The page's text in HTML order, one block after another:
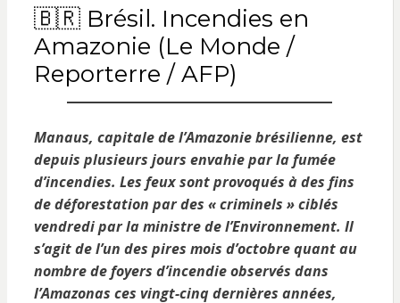
ON
🇧🇷 Brésil. Incendies en
Amazonie (Le Monde /
Reporterre / AFP)
Manaus, capitale de l’Amazonie brésilienne, est
depuis plusieurs jours envahie par la fumée
d’incendies. Les feux sont provoqués à des fins
de déforestation par des « criminels » ciblés
vendredi par la ministre de l’Environnement. Il
s’agit de l’un des pires mois d’octobre quant au
nombre de foyers d’incendie observés dans
l’Amazonas ces vingt-cinq dernières années,